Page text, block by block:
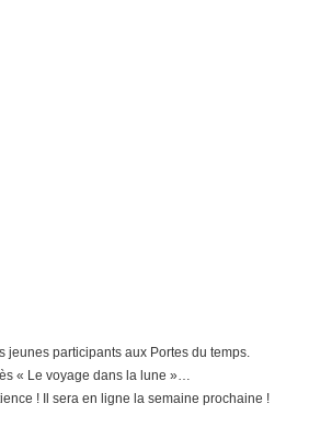
jeunes participants aux Portes du temps.
« Le voyage dans la lune »…
! Il sera en ligne la semaine prochaine !